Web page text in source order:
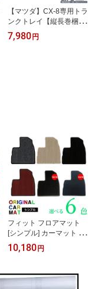
【マツダ】CX-8専用トラ
ンクトレイ【縦長巻梱包/
Y16】H29/12月〜R5/12
月KG2PmazdaCX8シー
7,980 円
フィット フロアマット
[シンプル] カーマット フ
ィット オリジナルマット
【国産 水洗い可 汚れ防
グッズ 内装 車 黒 赤 ベー
10,180 円